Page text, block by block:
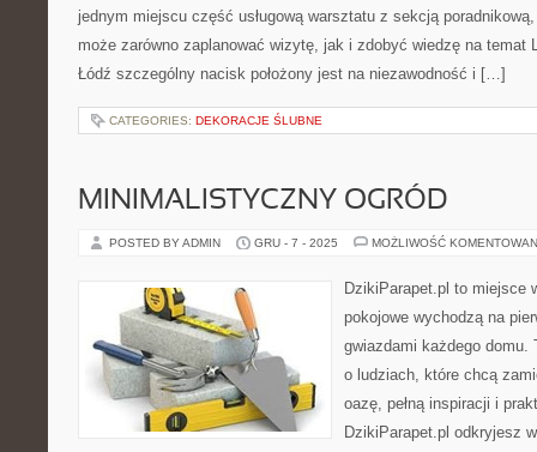
jednym miejscu część usługową warsztatu z sekcją
może zarówno zaplanować wizytę, jak i zdobyć wiedzę na temat
Łódź szczególny nacisk położony jest na niezawodność i […]
CATEGORIES: DEKORACJE ŚLUBNE
MINIMALISTYCZNY OGRÓD
POSTED BY ADMIN GRU - 7 - 2025 MOŻLIWOŚĆ
DzikiParapet.pl to miejsce
pokojowe wychodzą na
gwiazdami każdego
o ludziach, które chcą
oazę, pełną inspiracji i
DzikiParapet.pl odkryjesz